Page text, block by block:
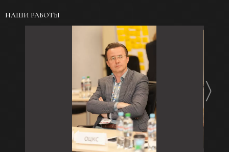
НАШИ РАБОТЫ